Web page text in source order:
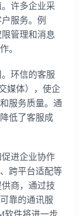
许多企业采
服务。例
管理和消息
。
环信的客服
媒体），使企
服务质量。通
低了客服成
进企业协作
跨平台适配等
商，通过技
靠的通讯服